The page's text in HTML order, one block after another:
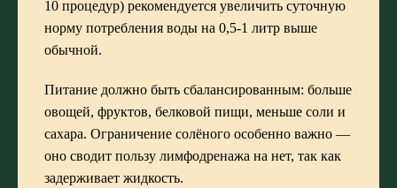
10 процедур) рекомендуется увеличить суточную
норму потребления воды на 0,5-1 литр выше
обычной.
Питание должно быть сбалансированным: больше
овощей, фруктов, белковой пищи, меньше соли и
сахара. Ограничение солёного особенно важно —
оно сводит пользу лимфодренажа на нет, так как
задерживает жидкость.